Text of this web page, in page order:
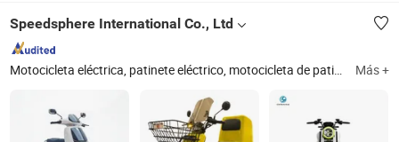
Speedsphere International Co., Ltd
Motocicleta eléctrica, patinete eléctrico, motocicleta de patinete eléctrico, moto eléctrica, bicicleta eléctrica, vehículo eléctrico, ciclomotor eléctrico, scooter de entrega eléctrico, estación de intercambio de baterías, scooter de intercambio de baterías Más +